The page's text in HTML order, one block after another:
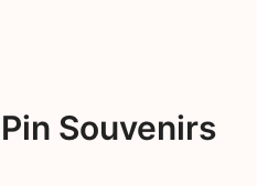
Souvenirs